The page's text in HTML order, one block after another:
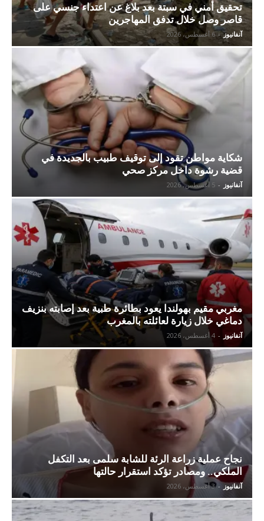
تحقيق أمني في سبتة بعد بلاغ عن اعتداء جنسي على
قاصر وصل خلال تدفق المهاجرين
آنفانيوز - 6 أغسطس، 2026
شكاية مواطن تقود إلى توقيف طبيب بالجديدة في
قضية رشوة داخل مركز صحي
آنفانيوز - 5 أغسطس، 2026
مغربي مقيم بهولندا يعود بطائرة طبية بعد إصابته بنزيف
دماغي خلال زيارة لعائلته بالمغرب
آنفانيوز - 4 أغسطس، 2026
نجاح عملية زراعة الرئة للشابة سلمى بعد التكفل
الملكي.. ومصادر تؤكد استقرار حالتها
آنفانيوز - 3 أغسطس، 2026